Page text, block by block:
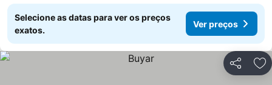
Selecione as datas para ver os preços
exatos.
Ver preços
Partilhar